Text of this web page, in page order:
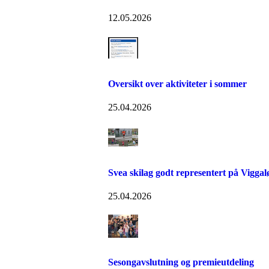
12.05.2026
Oversikt over aktiviteter i sommer
25.04.2026
Svea skilag godt representert på
25.04.2026
Sesongavslutning og premieutdeling